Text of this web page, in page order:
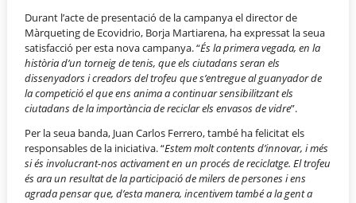
Durant l’acte de presentació de la campanya el director de
Màrqueting de Ecovidrio, Borja Martiarena, ha expressat la seua
satisfacció per esta nova campanya. “És la primera vegada, en la
història d’un torneig de tenis, que els ciutadans seran els
dissenyadors i creadors del trofeu que s’entregue al guanyador de
la competició el que ens anima a continuar sensibilitzant els
ciutadans de la importància de reciclar els envasos de vidre”.
Per la seua banda, Juan Carlos Ferrero, també ha felicitat els
responsables de la iniciativa. “Estem molt contents d’innovar, i més
si és involucrant-nos activament en un procés de reciclatge. El trofeu
és ara un resultat de la participació de milers de persones i ens
agrada pensar que, d’esta manera, incentivem també a la gent a